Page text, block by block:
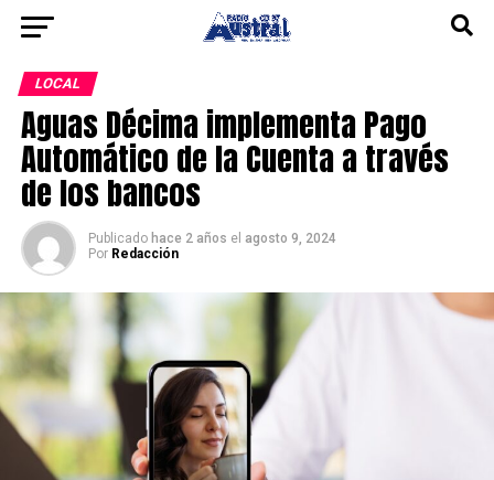
LOCAL
Aguas Décima implementa Pago
Automático de la Cuenta a través
de los bancos
Publicado hace 2 años el agosto 9, 2024
Por Redacción